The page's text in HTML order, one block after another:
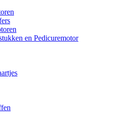
en Pedicuremotor